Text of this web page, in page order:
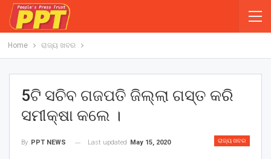
Home ରାଜ୍ୟ ଖବର
5ଟି ସଚିବ ଗଜପତି ଜିଲ୍ଲା ଗସ୍ତ କରି
ସମୀକ୍ଷା କଲେ ।
ରାଜ୍ୟ ଖବର
By PPT NEWS Last updated May 15, 2020